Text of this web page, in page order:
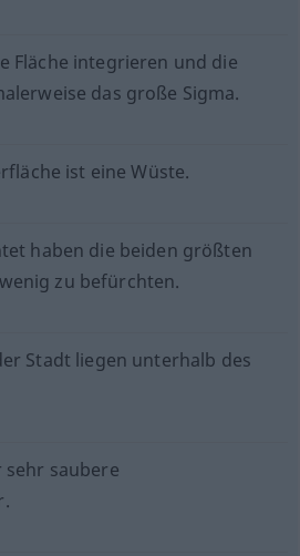
Fläche integrieren und die
das große Sigma.
ist eine Wüste.
haben die beiden größten
zu befürchten.
Stadt liegen unterhalb des
saubere